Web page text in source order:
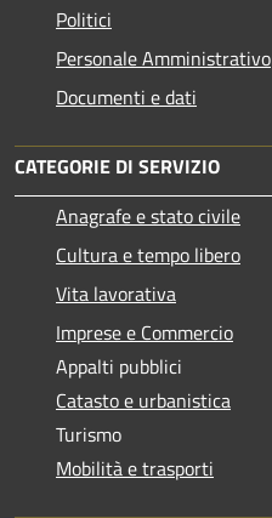
Politici
Personale Amministrativo
Documenti e dati
CATEGORIE DI SERVIZIO
Anagrafe e stato civile
Cultura e tempo libero
Vita lavorativa
Imprese e Commercio
Appalti pubblici
Catasto e urbanistica
Turismo
Mobilità e trasporti